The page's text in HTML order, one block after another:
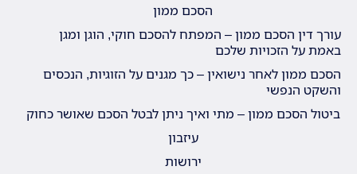
הסכם ממון
עורך דין הסכם ממון – המפתח להסכם חוקי, הוגן ומגן
באמת על הזכויות שלכם
הסכם ממון לאחר נישואין – כך מגנים על הזוגיות, הנכסים
והשקט הנפשי
ביטול הסכם ממון – מתי ואיך ניתן לבטל הסכם שאושר כחוק
עיזבון
ירושות